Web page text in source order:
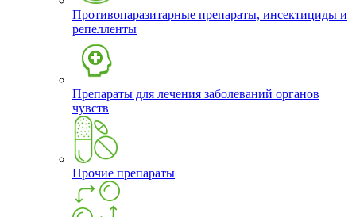
Противопаразитарные препараты, инсектициды и
репелленты
Препараты для лечения заболеваний органов
чувств
Прочие препараты